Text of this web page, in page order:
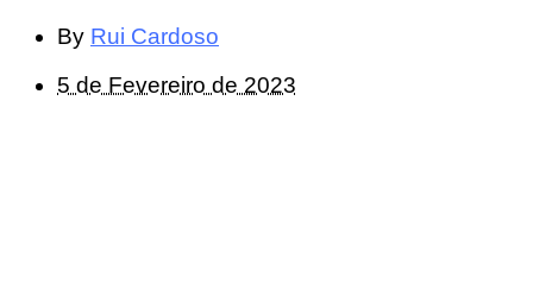
By Rui Cardoso
5 de Fevereiro de 2023